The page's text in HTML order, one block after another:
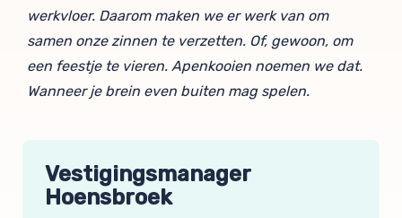
werkvloer. Daarom maken we er werk van om
samen onze zinnen te verzetten. Of, gewoon, om
een feestje te vieren. Apenkooien noemen we dat.
Wanneer je brein even buiten mag spelen.
Vestigingsmanager
Hoensbroek